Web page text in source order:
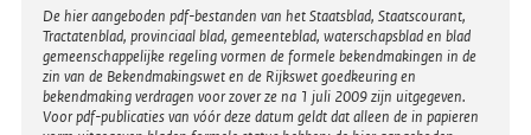
Disclaimer
De hier aangeboden pdf-bestanden van het Staatsblad, Staatscourant,
Tractatenblad, provinciaal blad, gemeenteblad, waterschapsblad en blad
gemeenschappelijke regeling vormen de formele bekendmakingen in de
zin van de Bekendmakingswet en de Rijkswet goedkeuring en
bekendmaking verdragen voor zover ze na 1 juli 2009 zijn uitgegeven.
Voor pdf-publicaties van vóór deze datum geldt dat alleen de in papieren